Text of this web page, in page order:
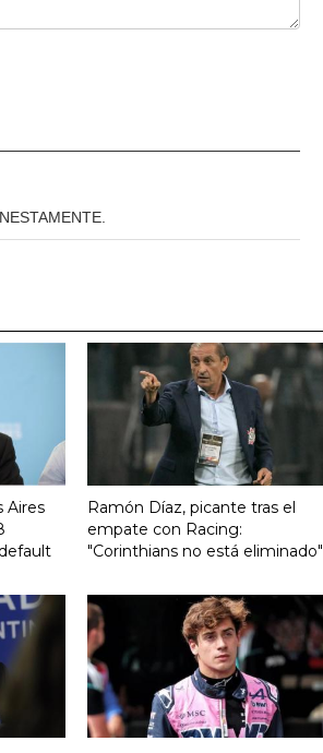
Aires
Ramón Díaz, picante tras el
empate con Racing:
"Corinthians no está eliminado"